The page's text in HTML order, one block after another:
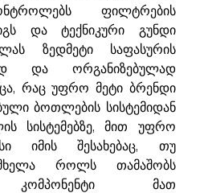
ფილტრების
და ტექნიკური გუნდი
ზედმეტი საფასურის
და ორგანიზებულად
რაც უფრო მეტი ბრენდი
ბოთლების სისტემიდან
სისტემებზე, მით უფრო
იმის შესახებაც, თუ
როლს თამაშობს
კომპონენტი მათ